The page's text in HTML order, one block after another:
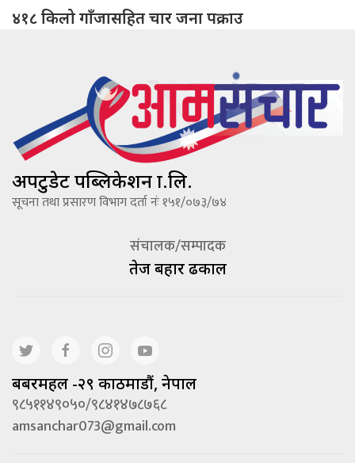
४१८ किलो गाँजासहित चार जना पक्राउ
अपटुडेट पब्लिकेशन प्रा.लि.
सूचना तथा प्रसारण विभाग दर्ता नंः १५१/०७३/७४
संचालक/सम्पादक
तेज बहादूर ढकाल
बबरमहल -२९ काठमाडौं, नेपाल
९८५११४९०५०/९८४१४७८७६८
amsanchar073@gmail.com